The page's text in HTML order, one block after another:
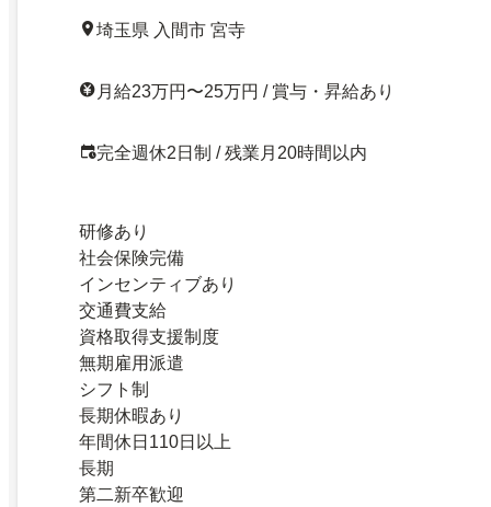
埼玉県 入間市 宮寺
月給23万円〜25万円 / 賞与・昇給あり
完全週休2日制 / 残業月20時間以内
研修あり
社会保険完備
インセンティブあり
交通費支給
資格取得支援制度
無期雇用派遣
シフト制
長期休暇あり
年間休日110日以上
長期
第二新卒歓迎